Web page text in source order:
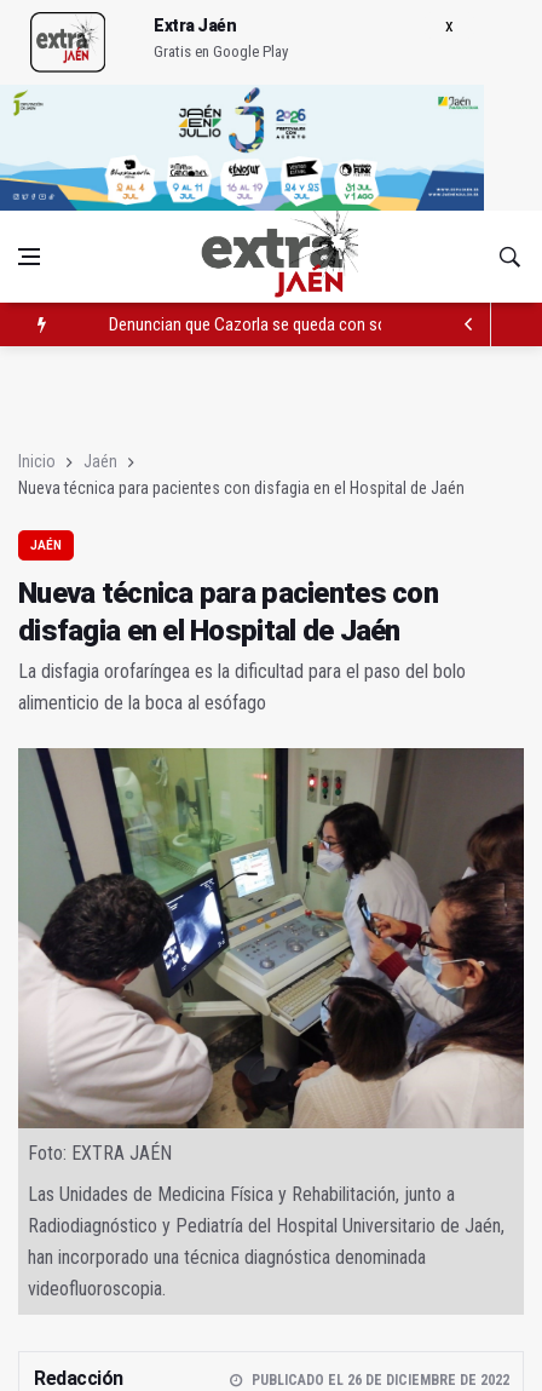
Extra Jaén
Gratis en Google Play
Denuncian que Cazorla se queda con solo dos bomberos por
Inicio
Jaén
Nueva técnica para pacientes con disfagia en el Hospital de Jaén
JAÉN
Nueva técnica para pacientes con
disfagia en el Hospital de Jaén
La disfagia orofaríngea es la dificultad para el paso del bolo
alimenticio de la boca al esófago
Foto: EXTRA JAÉN
Las Unidades de Medicina Física y Rehabilitación, junto a
Radiodiagnóstico y Pediatría del Hospital Universitario de Jaén,
han incorporado una técnica diagnóstica denominada
videofluoroscopia.
Redacción PUBLICADO EL 26 DE DICIEMBRE DE 2022